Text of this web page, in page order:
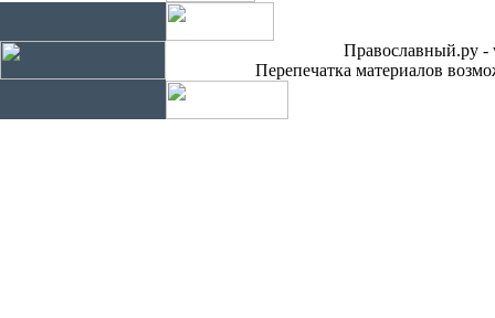
Православный.ру -
Перепечатка материалов